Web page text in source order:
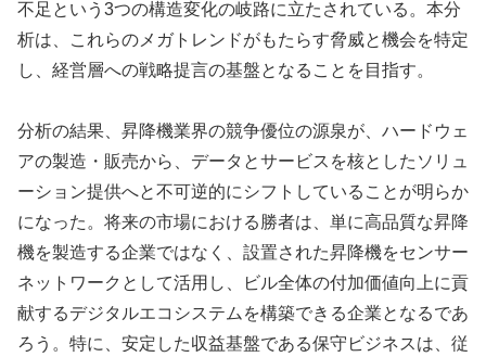
不足という3つの構造変化の岐路に立たされている。本分
析は、これらのメガトレンドがもたらす脅威と機会を特定
し、経営層への戦略提言の基盤となることを目指す。
分析の結果、昇降機業界の競争優位の源泉が、ハードウェ
アの製造・販売から、データとサービスを核としたソリュ
ーション提供へと不可逆的にシフトしていることが明らか
になった。将来の市場における勝者は、単に高品質な昇降
機を製造する企業ではなく、設置された昇降機をセンサー
ネットワークとして活用し、ビル全体の付加価値向上に貢
献するデジタルエコシステムを構築できる企業となるであ
ろう。特に、安定した収益基盤である保守ビジネスは、従